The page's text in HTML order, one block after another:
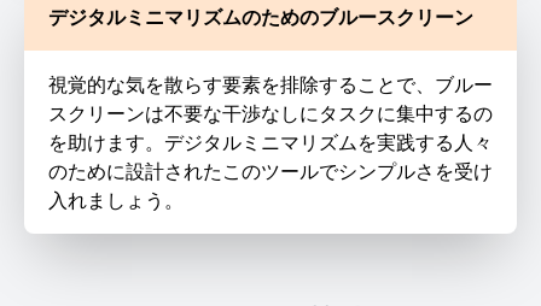
デジタルミニマリズムのためのブルースクリーン
視覚的な気を散らす要素を排除することで、ブルー
スクリーンは不要な干渉なしにタスクに集中するの
を助けます。デジタルミニマリズムを実践する人々
のために設計されたこのツールでシンプルさを受け
入れましょう。